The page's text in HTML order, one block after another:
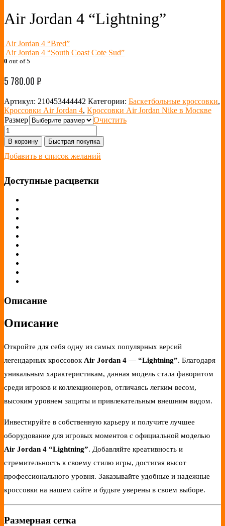
Air Jordan 4 “Lightning”
Air Jordan 4 “Bred”
Air Jordan 4 “South Coast Cote Sud”
0 out of 5
5 780.00₽
Артикул: 210453444442 Категории: Баскетбольные кроссовки,
Кроссовки Air Jordan 4, Кроссовки Air Jordan Nike в Москве
Размер
Очистить
В корзину Быстрая покупка
Добавить в список желаний
Доступные расцветки
Описание
Описание
Откройте для себя одну из самых популярных версий
легендарных кроссовок Air Jordan 4 — “Lightning”. Благодаря
уникальным характеристикам, данная модель стала фаворитом
среди игроков и коллекционеров, отличаясь легким весом,
высоким уровнем защиты и привлекательным внешним видом.
Инвестируйте в собственную карьеру и получите лучшее
оборудование для игровых моментов с официальной моделью
Air Jordan 4 “Lightning”. Добавляйте креативность и
стремительность к своему стилю игры, достигая высот
профессионального уровня. Заказывайте удобные и надежные
кроссовки на нашем сайте и будьте уверены в своем выборе.
Размерная сетка